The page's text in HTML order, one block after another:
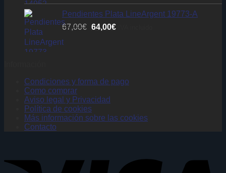
era:
74,00€.
es:
70,00€.
Pendientes Plata LineArgent 19773-A
67,00€ El
64,00€El
Condiciones y forma de pago
Como comprar
Aviso legal y Privacidad
Política de cookies
Más información sobre las cookies
Contacto